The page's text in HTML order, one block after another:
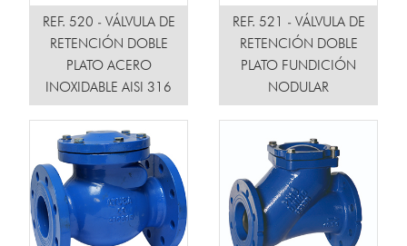
REF. 520 - VÁLVULA DE
RETENCIÓN DOBLE
PLATO ACERO
INOXIDABLE AISI 316
REF. 521 - VÁLVULA DE
RETENCIÓN DOBLE
PLATO FUNDICIÓN
NODULAR